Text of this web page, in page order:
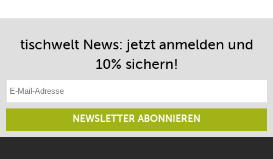
tischwelt News: jetzt anmelden und
10% sichern!
NEWSLETTER ABONNIEREN